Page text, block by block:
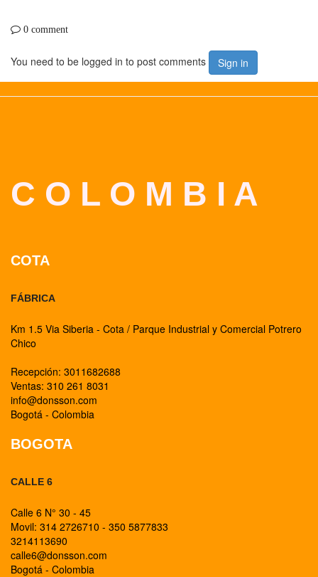
0 comment
You need to be logged in to post comments Sign in
C O L O M B I A
COTA
FÁBRICA
Km 1.5 Via Siberia - Cota / Parque Industrial y Comercial Potrero
Chico
Recepción: 3011682688
Ventas: 310 261 8031
info@donsson.com
Bogotá - Colombia
BOGOTA
CALLE 6
Calle 6 N° 30 - 45
Movil: 314 2726710 - 350 5877833
3214113690
calle6@donsson.com
Bogotá - Colombia